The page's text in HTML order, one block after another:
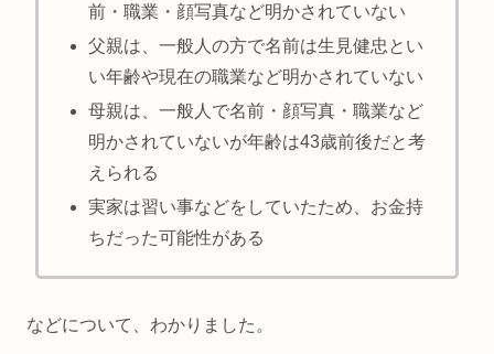
前・職業・顔写真など明かされていない
父親は、一般人の方で名前は生見健忠とい
い年齢や現在の職業など明かされていない
母親は、一般人で名前・顔写真・職業など
明かされていないが年齢は43歳前後だと考
えられる
実家は習い事などをしていたため、お金持
ちだった可能性がある
などについて、わかりました。